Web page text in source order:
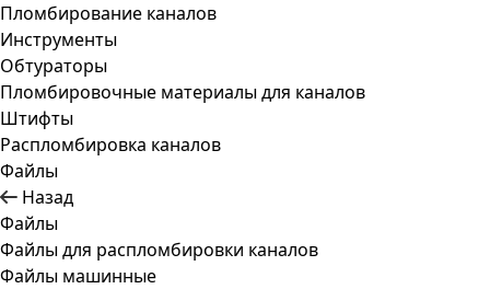
Пломбирование каналов
Инструменты
Обтураторы
Пломбировочные материалы для каналов
Штифты
Распломбировка каналов
Файлы
Назад
Файлы
Файлы для распломбировки каналов
Файлы машинные